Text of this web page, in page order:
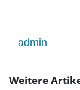
admin
Weitere